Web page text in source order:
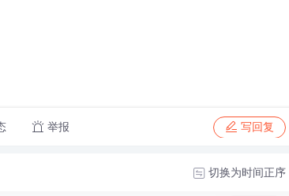
举报 写回复
切换为时间正序